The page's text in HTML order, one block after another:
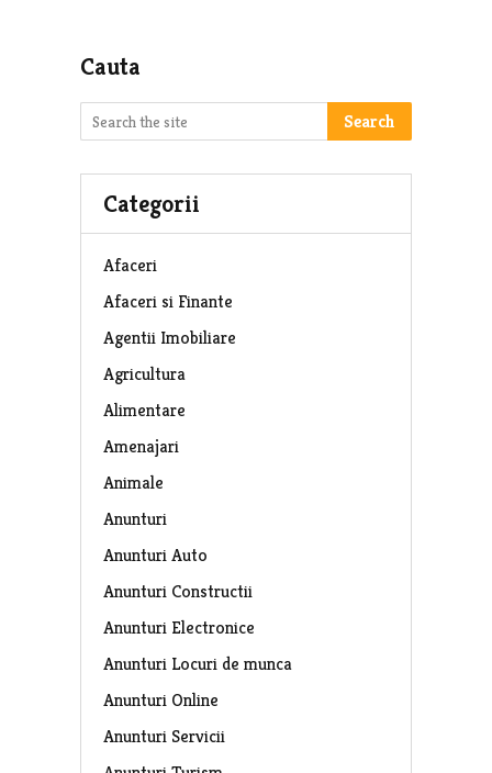
Cauta
Search
Categorii
Afaceri
Afaceri si Finante
Agentii Imobiliare
Agricultura
Alimentare
Amenajari
Animale
Anunturi
Anunturi Auto
Anunturi Constructii
Anunturi Electronice
Anunturi Locuri de munca
Anunturi Online
Anunturi Servicii